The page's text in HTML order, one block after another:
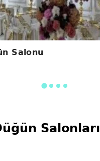
Salonu
Salonları